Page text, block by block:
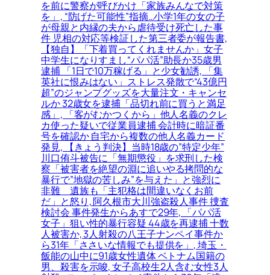
を前に警察が呼びかけ「家族みんなで対策
を」, “防げた可能性”指摘…小学1年の女の子
が母親と内縁の夫から虐待受け死亡した事
件 児相の対応等検証した第三者委が報告書,
【独自】「下着買ってくれませんか」女子
中学生になりすまし“パパ活”助長か35歳男
逮捕 「1日で10万稼げる」と少女勧誘, 「集
英社に恨みはない」ストレス発散で“43億円
超”のジャンプグッズを大量注文・キャンセ
ルか 32歳女を逮捕「品切れ前に買うと満足
感」, 「客がむかつくから」他人名義のクレ
カ使った疑いで従業員逮捕 会計時に暗証番
号を確認か 自宅から複数の他人名義カード
発見, 【きょう判決】当時18歳の”特定少年”
川口侑斗被告に「無期懲役」を求刑した検
察「被害者を絶望の淵に追いやる拷問的な
暴行で”地獄の苦しみ”を与えた」と強烈に
非難＿遺族も「主犯格は間違いなくお前
だ」と怒り, 阿久根市大川強盗殺人事件 捜査
検討会 事件発生からあすで29年, 「パパ活
女子」狙い性的暴行容疑 44歳を再逮捕 十数
人被害か, 3人射殺の八王子ナンペイ事件か
ら31年「ささいな情報でも提供を」, 埼玉・
飯能の山中に91歳女性遺体 ベトナム国籍の
男、殺害を示唆, 女子高校生2人含む女性3人